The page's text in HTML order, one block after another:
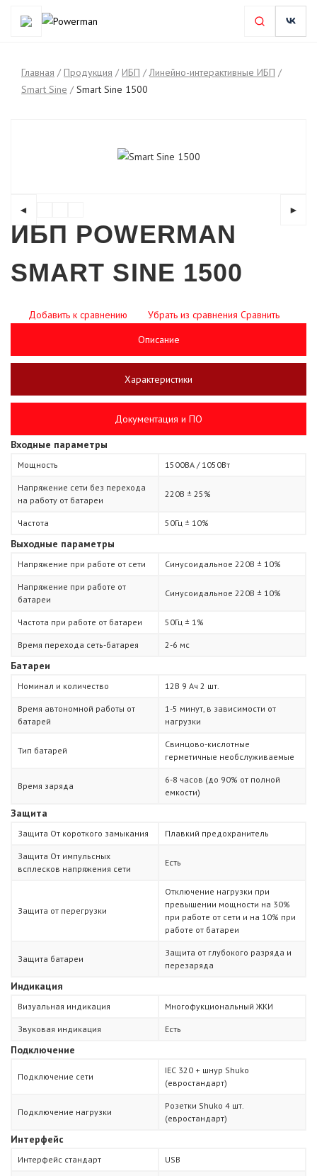
Главная / Продукция / ИБП /Линейно-интерактивные ИБП /
Smart Sine / Smart Sine 1500
◄ ►
ИБП POWERMAN
SMART SINE 1500
Добавить к сравнению Убрать из сравнения Сравнить
Описание
Характеристики
Документация и ПО
Входные параметры
Мощность 1500ВА / 1050Вт
Напряжение сети без перехода
на работу от батареи
220В ± 25%
Частота 50Гц ± 10%
Выходные параметры
Напряжение при работе от сети Синусоидальное 220В ± 10%
Напряжение при работе от
батареи
Синусоидальное 220В ± 10%
Частота при работе от батареи 50Гц ± 1%
Время перехода сеть-батарея 2-6 мс
Батареи
Номинал и количество 12В 9 Ач 2 шт.
Время автономной работы от
батарей
1-5 минут, в зависимости от
нагрузки
Тип батарей
Свинцово-кислотные
герметичные необслуживаемые
Время заряда
6-8 часов (до 90% от полной
емкости)
Защита
Защита От короткого замыкания Плавкий предохранитель
Защита От импульсных
всплесков напряжения сети
Есть
Защита от перегрузки
Отключение нагрузки при
превышении мощности на 30%
при работе от сети и на 10% при
работе от батареи
Защита батареи
Защита от глубокого разряда и
перезаряда
Индикация
Визуальная индикация Многофукциональный ЖКИ
Звуковая индикация Есть
Подключение
Подключение сети
IEC 320 + шнур Shuko
(евростандарт)
Подключение нагрузки
Розетки Shuko 4 шт.
(евростандарт)
Интерфейс
Интерфейс стандарт USB